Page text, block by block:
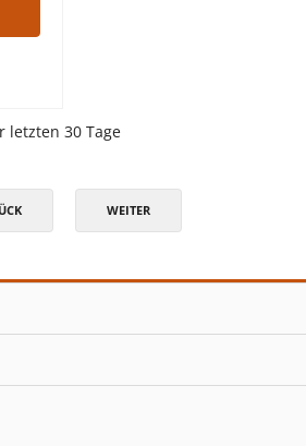
letzten 30 Tage
WEITER